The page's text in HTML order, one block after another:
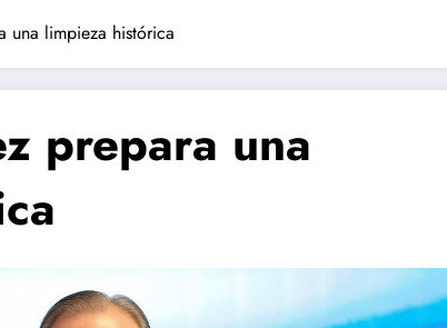
una limpieza histórica
prepara una